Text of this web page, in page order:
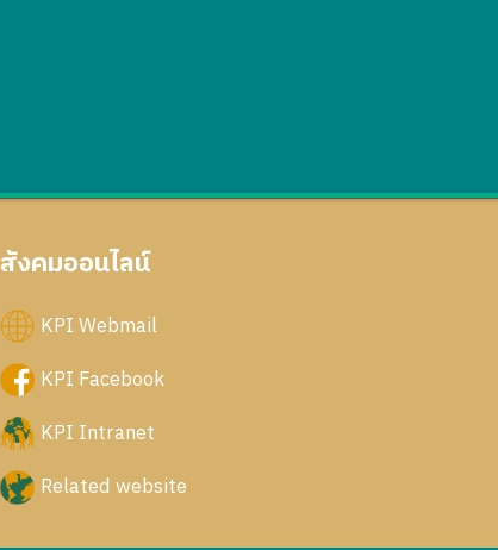
สังคมออนไลน์
KPI Webmail
KPI Facebook
KPI Intranet
Related website